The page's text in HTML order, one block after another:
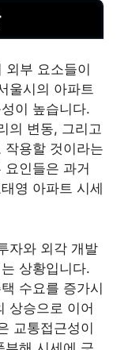
부 요소들이
울시의 아파트
이 높습니다.
의 변동, 그리고
작용할 것이라는
인들은 과거
영 아파트 시세
자와 외각 개발
상황입니다.
수요를 증가시
상승으로 이어
교통접근성이